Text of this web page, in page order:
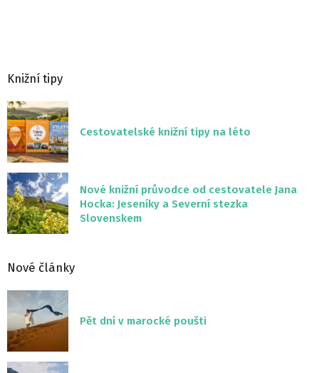
Knižní tipy
Cestovatelské knižní tipy na léto
Nové knižní průvodce od cestovatele Jana
Hocka: Jeseníky a Severní stezka
Slovenskem
Nové články
Pět dní v marocké poušti